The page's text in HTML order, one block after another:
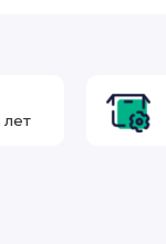
лет